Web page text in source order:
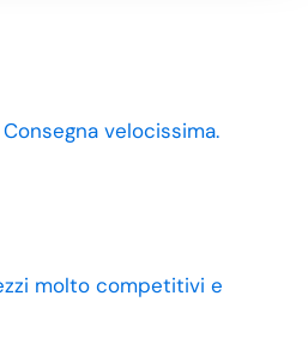
velocissima.
molto competitivi e